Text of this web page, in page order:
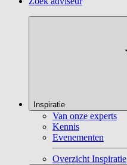
Inspiratie
Van onze experts
Kennis
Evenementen
Overzicht Inspiratie